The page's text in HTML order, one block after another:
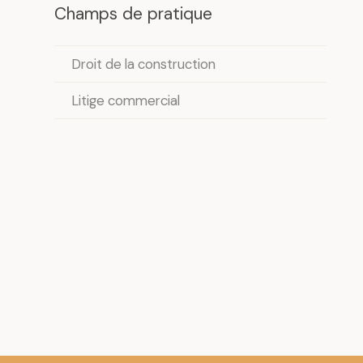
Champs de pratique
Droit de la construction
Litige commercial